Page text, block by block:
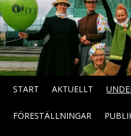
START AKTUELLT
FÖRESTÄLLNINGAR